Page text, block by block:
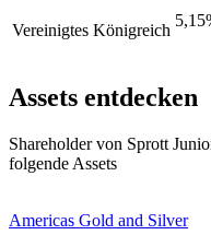
Vereinigtes Königreich
Assets entdecken
Shareholder von Sprott
folgende Assets
Americas Gold and Silver